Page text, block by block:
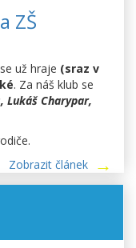
ZŠ
už hraje (sraz v
. Za náš klub se
Lukáš Charypar,
Zobrazit článek